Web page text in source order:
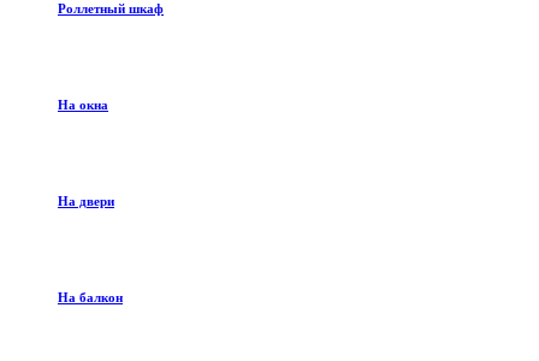
Роллетный шкаф
На окна
На двери
На балкон